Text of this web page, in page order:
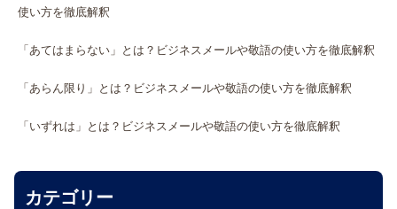
使い方を徹底解釈
「あてはまらない」とは？ビジネスメールや敬語の使い方を徹底解釈
「あらん限り」とは？ビジネスメールや敬語の使い方を徹底解釈
「いずれは」とは？ビジネスメールや敬語の使い方を徹底解釈
カテゴリー